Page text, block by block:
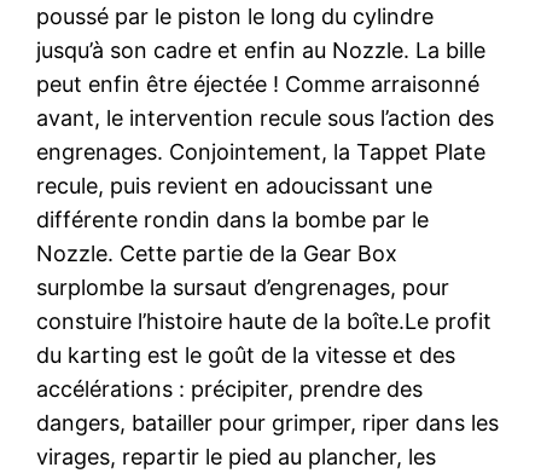
poussé par le piston le long du cylindre
jusqu’à son cadre et enfin au Nozzle. La bille
peut enfin être éjectée ! Comme arraisonné
avant, le intervention recule sous l’action des
engrenages. Conjointement, la Tappet Plate
recule, puis revient en adoucissant une
différente rondin dans la bombe par le
Nozzle. Cette partie de la Gear Box
surplombe la sursaut d’engrenages, pour
constuire l’histoire haute de la boîte.Le profit
du karting est le goût de la vitesse et des
accélérations : précipiter, prendre des
dangers, batailler pour grimper, riper dans les
virages, repartir le pied au plancher, les